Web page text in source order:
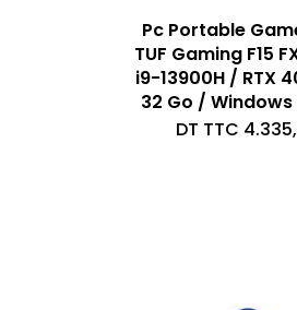
Pc Portable
TUF Gaming F15
i9-13900H / RTX
32 Go / Windows
DT TTC